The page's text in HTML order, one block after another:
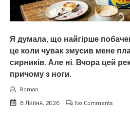
Я думала, що найгірше
це коли чувак змусив мене
сирників. Але ні. Вчора цей
причому з ноги.
Roman
8 Липня, 2026
No Comments